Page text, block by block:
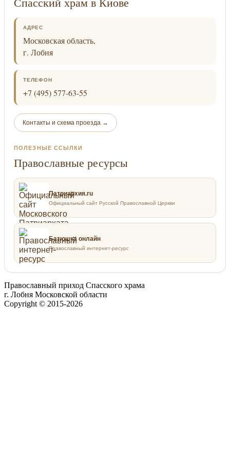
АДРЕС
Московская область,
г. Лобня
ТЕЛЕФОН
+7 (495) 577-63-55
Контакты и схема проезда →
ПОЛЕЗНЫЕ ССЫЛКИ
Православные ресурсы
Патриархия.ru
Официальный сайт Русской Православной Церкви
Батюшка онлайн
Православный интернет-ресурс
Православный приход Спасского храма
г. Лобня Московской области
Copyright © 2015-2026